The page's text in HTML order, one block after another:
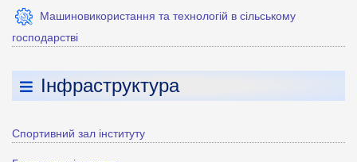
Машиновикористання та технологій в сільському
господарстві
Інфраструктура
Спортивний зал інституту